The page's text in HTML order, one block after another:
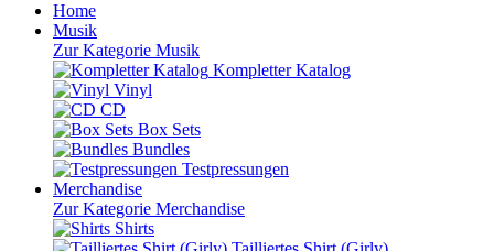
Home
Musik
Zur Kategorie Musik
Kompletter Katalog
Vinyl
CD
Box Sets
Bundles
Testpressungen
Merchandise
Zur Kategorie Merchandise
Shirts